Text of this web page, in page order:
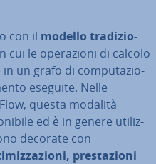
con il modello tra­di­zio­
cui le ope­ra­zio­ni di calcolo
in un grafo di com­pu­ta­zio­
eseguite. Nelle
questa modalità
ed è in genere uti­liz­
decorate con
pre­sta­zio­ni